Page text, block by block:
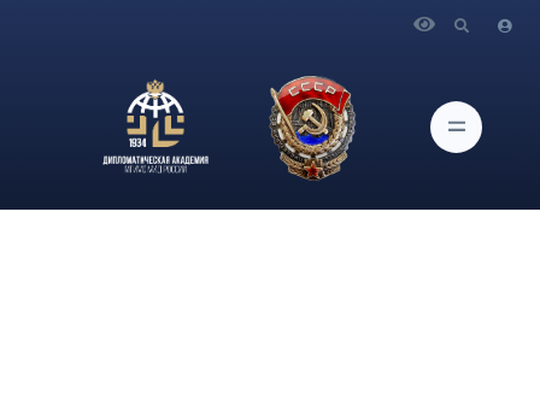
изучающие арабаский язык, при содействии Протокольного
клуба приняли участии в качестве волонтеров в XIV
Международном экономическом форуме «Россия—
Исламский мир: KazanForum» в Казани